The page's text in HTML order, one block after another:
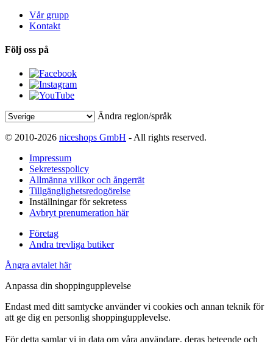
Vår grupp
Kontakt
Följ oss på
Ändra region/språk
© 2010-2026 niceshops GmbH - All rights reserved.
Impressum
Sekretesspolicy
Allmänna villkor och ångerrät
Tillgänglighetsredogörelse
Inställningar för sekretess
Avbryt prenumeration här
Företag
Andra trevliga butiker
Ångra avtalet här
Anpassa din shoppingupplevelse
Endast med ditt samtycke använder vi cookies och annan teknik för
att ge dig en personlig shoppingupplevelse.
För detta samlar vi in data om våra användare, deras beteende och